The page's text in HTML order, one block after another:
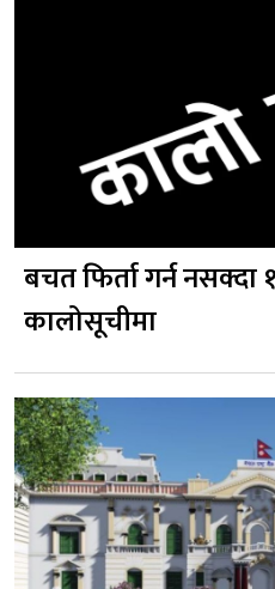
बचत फिर्ता गर्न नसक्दा
कालोसूचीमा